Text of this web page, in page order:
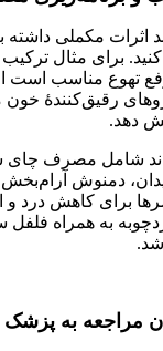
اثرات مکملی داشته
برای مثال ترکیب
تهوع مناسب
رقیق‌کنندهٔ
دهد.
شامل مصرف چای
دمنوش آرام‌بخش
برای کاهش درد
به همراه فلفل
مراجعه به پزشک